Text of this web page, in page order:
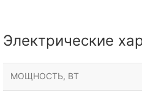
Электрические
МОЩНОСТЬ, ВТ